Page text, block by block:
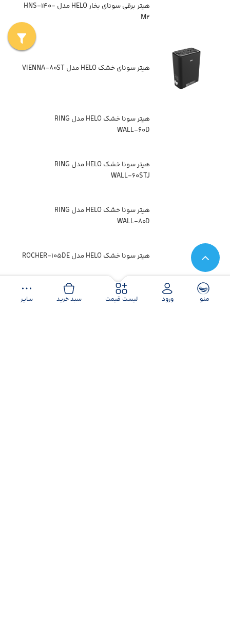
هیتر برقی سونای بخار HELO مدل HNS-۱۴۰-
M۲
هیتر سونای خشک HELO مدل VIENNA-۸۰ST
هیتر سونا خشک HELO مدل RING
WALL-۶۰D
هیتر سونا خشک HELO مدل RING
WALL-۶۰STJ
هیتر سونا خشک HELO مدل RING
WALL-۸۰D
هیتر سونا خشک HELO مدل ROCHER-۱۰۵DE
هیتر سونای خشک HELO مدل KLIMA VITA-
vita۶۰
منو ورود لیست قیمت سبد خرید سایر